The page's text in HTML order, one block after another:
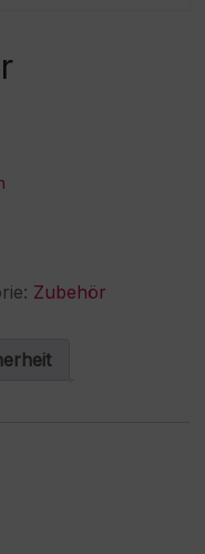
Zubehör